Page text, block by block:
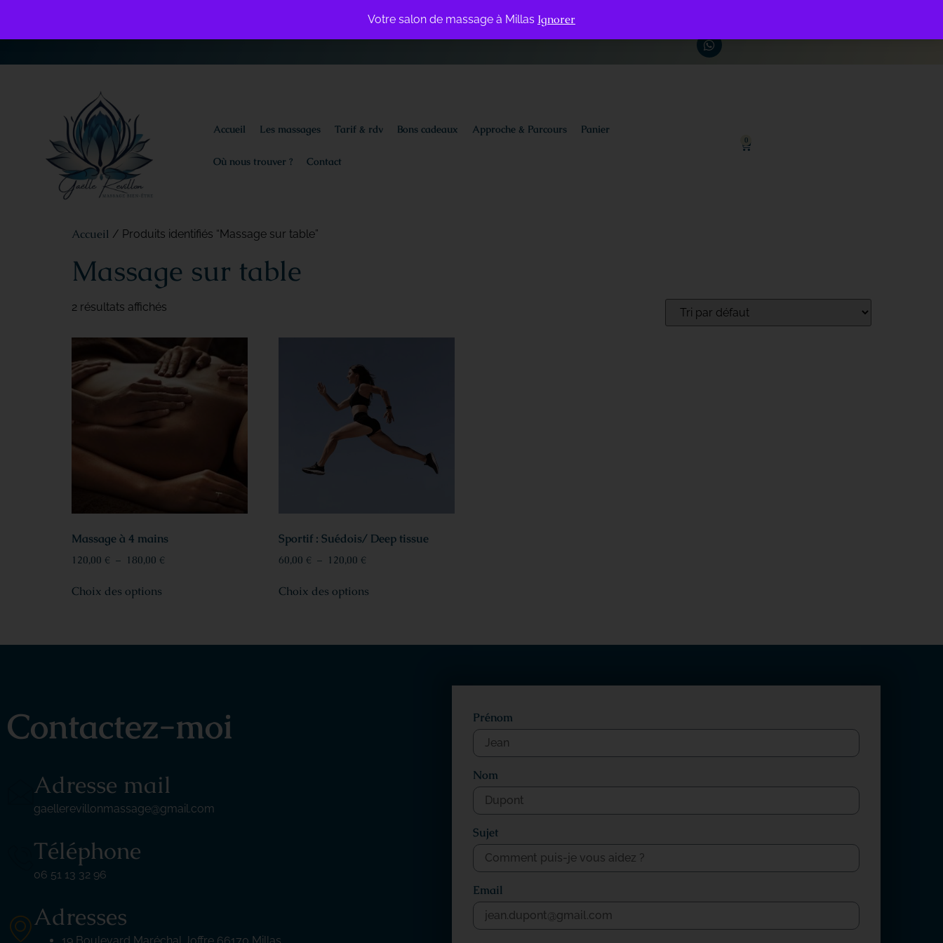
Votre salon de massage à Millas Ignorer
Accueil Les massages Tarif & rdv Bons cadeaux Approche & Parcours Panier
Où nous trouver ? Contact
0
Accueil / Produits identifiés “Massage sur table”
Massage sur table
2 résultats affichés
Massage à 4 mains
120,00 € – 180,00 €
Choix des options
Sportif : Suédois/ Deep tissue
60,00 € – 120,00 €
Choix des options
Contactez-moi
Adresse mail
gaellerevillonmassage@gmail.com
Téléphone
06 51 13 32 96
Adresses
Prénom
Nom
Sujet
Email